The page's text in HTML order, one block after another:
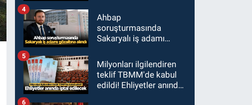
Ahbap
soruşturmasında
Sakaryalı iş adamı
4
Milyonları ilgilendiren
teklif TBMM'de kabul
edildi! Ehliyetler anında
5
6